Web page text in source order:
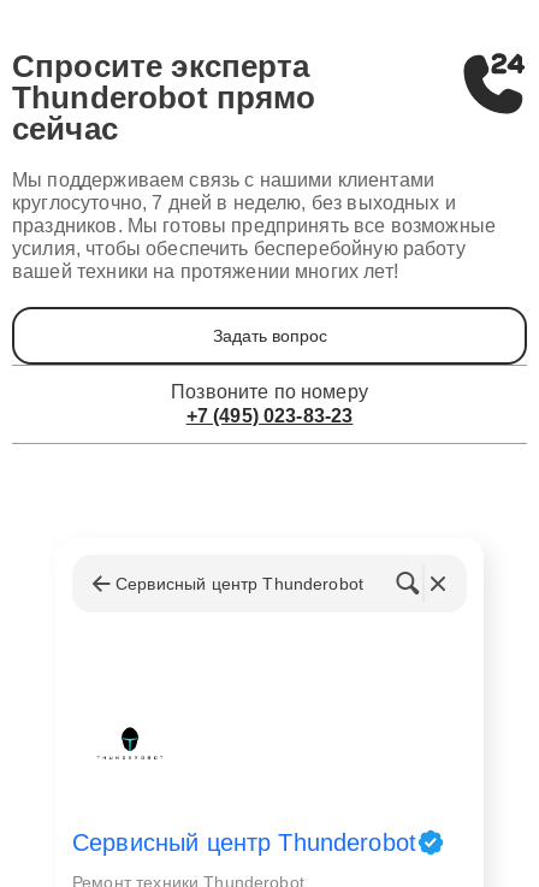
Спросите эксперта
Thunderobot прямо
сейчас
Мы поддерживаем связь с нашими клиентами
круглосуточно, 7 дней в неделю, без выходных и
праздников. Мы готовы предпринять все возможные
усилия, чтобы обеспечить бесперебойную работу
вашей техники на протяжении многих лет!
Задать вопрос
Позвоните по номеру
+7 (495) 023-83-23
Сервисный центр Thunderobot
Сервисный центр Thunderobot
Ремонт техники Thunderobot